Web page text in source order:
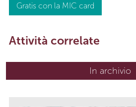
Gratis con la MIC card
Attività correlate
In archivio